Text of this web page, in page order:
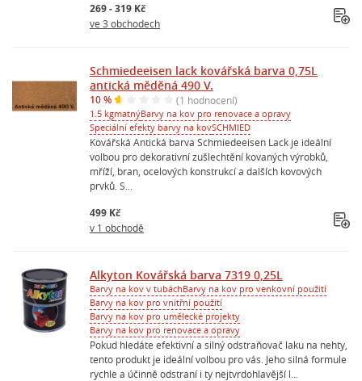
269 - 319 Kč
ve 3 obchodech
Schmiedeeisen lack kovářská barva 0,75L
antická měděná 490 V.
10 % (1 hodnocení)
1.5 kgmatnýBarvy na kov pro renovace a opravy
Speciální efekty barvy na kovSCHMIED
Kovářská Antická barva Schmiedeeisen Lack je ideální
volbou pro dekorativní zušlechtění kovaných výrobků,
mříží, bran, ocelových konstrukcí a dalších kovových
prvků. S...
499 Kč
v 1 obchodě
Alkyton Kovářská barva 7319 0,25L
Barvy na kov v tubáchBarvy na kov pro venkovní použití
Barvy na kov pro vnitřní použití
Barvy na kov pro umělecké projekty
Barvy na kov pro renovace a opravy
Pokud hledáte efektivní a silný odstraňovač laku na nehty,
tento produkt je ideální volbou pro vás. Jeho silná formule
rychle a účinně odstraní i ty nejtvrdohlavější l...